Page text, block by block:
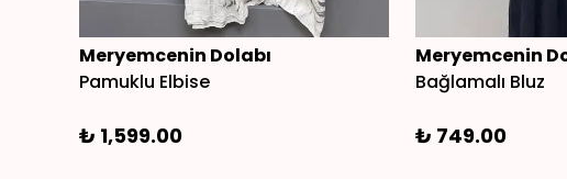
Meryemcenin Dolabı
Pamuklu Elbise
₺ 1,599.00
Meryemcenin
Bağlamalı Bluz
₺ 749.00